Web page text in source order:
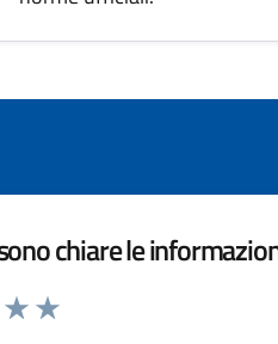
chiare le
stelle la pagina